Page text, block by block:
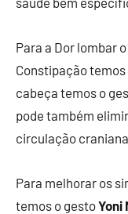
Para a Dor lombar
Constipação temos
cabeça temos o
pode também
circulação
Para melhorar os
temos o gestoYoni